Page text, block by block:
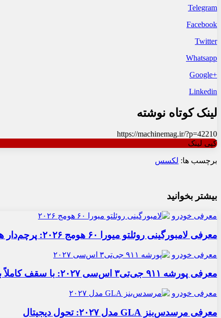
Telegram
Facebook
Twitter
Whatsapp
+Google
Linkedin
لینک کوتاه نوشته
https://machinemag.ir/?p=42210
کپی لینک
برچسب ها: لکسس
بیشتر بخوانید
معرفی خودرو
معرفی لامبورگینی روئلتو میورا ۶۰ هومج ۲۰۲۶: پرچم‌دار هیبریدی
معرفی خودرو
معرفی پورشه ۹۱۱ جی‌تی۳ اس‌سی ۲۰۲۷: با سقف کاملاً برقی
معرفی خودرو
معرفی مرسدس‌بنز GLA مدل ۲۰۲۷: تحول دیجیتال